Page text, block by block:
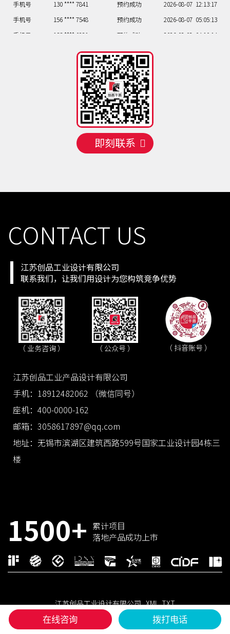
手机号
156 **** 7548 预约成功 2026-08-07 05:05:13
手机号
133 **** 0281 预约成功 2026-08-08 04:10:14
手机号
135 **** 7306 预约成功 2026-08-08 10:11:15
133 **** 4378 预约成功
135 **** 1488 预约成功
133 **** 6131 预约成功
即刻联系
CONTACT US
江苏创品工业设计有限公司
联系我们，让我们用设计为您构筑竞争优势
（ 业务咨询 ） （ 公众号 ） （ 抖音账号 ）
江苏创品工业产品设计有限公司
手机：18912482062 （微信同号）
座机：400-0000-162
邮箱：3058617897@qq.com
地址：无锡市滨湖区建筑西路599号国家工业设计园4栋三
楼
1500+ 累计项目
落地产品成功上市
江苏创品工业设计有限公司XML TXT
国家高新技术企业 × 省级工业设计中心
在线咨询 拨打电话